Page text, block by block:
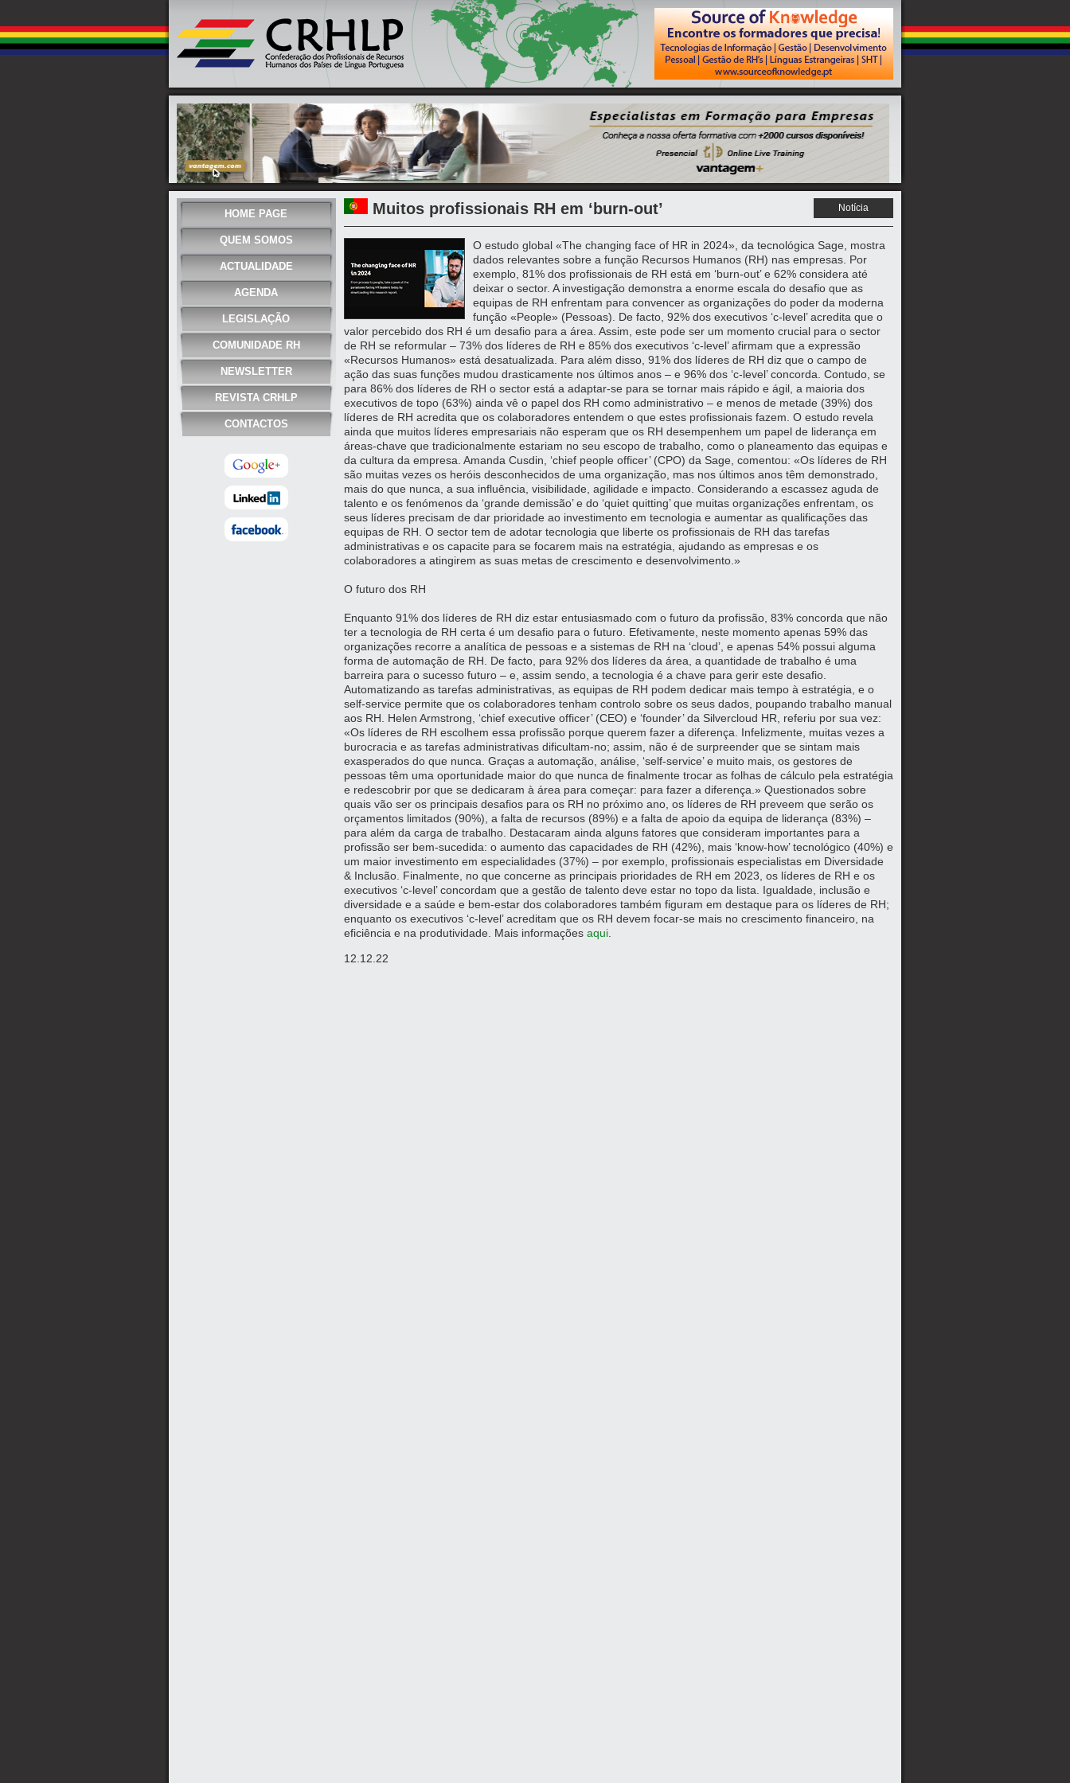
HOME PAGE
QUEM SOMOS
ACTUALIDADE
AGENDA
LEGISLAÇÃO
COMUNIDADE RH
NEWSLETTER
REVISTA CRHLP
CONTACTOS
Muitos profissionais RH em ‘burn-out’ Notícia
O estudo global «The changing face of HR in 2024», da tecnológica Sage, mostra
dados relevantes sobre a função Recursos Humanos (RH) nas empresas. Por
exemplo, 81% dos profissionais de RH está em ‘burn-out’ e 62% considera até
deixar o sector. A investigação demonstra a enorme escala do desafio que as
equipas de RH enfrentam para convencer as organizações do poder da moderna
função «People» (Pessoas). De facto, 92% dos executivos ‘c-level’ acredita que o
valor percebido dos RH é um desafio para a área. Assim, este pode ser um momento crucial para o sector
de RH se reformular – 73% dos líderes de RH e 85% dos executivos ‘c-level’ afirmam que a expressão
«Recursos Humanos» está desatualizada. Para além disso, 91% dos líderes de RH diz que o campo de
ação das suas funções mudou drasticamente nos últimos anos – e 96% dos ‘c-level’ concorda. Contudo, se
para 86% dos líderes de RH o sector está a adaptar-se para se tornar mais rápido e ágil, a maioria dos
executivos de topo (63%) ainda vê o papel dos RH como administrativo – e menos de metade (39%) dos
líderes de RH acredita que os colaboradores entendem o que estes profissionais fazem. O estudo revela
ainda que muitos líderes empresariais não esperam que os RH desempenhem um papel de liderança em
áreas-chave que tradicionalmente estariam no seu escopo de trabalho, como o planeamento das equipas e
da cultura da empresa. Amanda Cusdin, ‘chief people officer’ (CPO) da Sage, comentou: «Os líderes de RH
são muitas vezes os heróis desconhecidos de uma organização, mas nos últimos anos têm demonstrado,
mais do que nunca, a sua influência, visibilidade, agilidade e impacto. Considerando a escassez aguda de
talento e os fenómenos da ‘grande demissão’ e do ‘quiet quitting’ que muitas organizações enfrentam, os
seus líderes precisam de dar prioridade ao investimento em tecnologia e aumentar as qualificações das
equipas de RH. O sector tem de adotar tecnologia que liberte os profissionais de RH das tarefas
administrativas e os capacite para se focarem mais na estratégia, ajudando as empresas e os
colaboradores a atingirem as suas metas de crescimento e desenvolvimento.»
O futuro dos RH
Enquanto 91% dos líderes de RH diz estar entusiasmado com o futuro da profissão, 83% concorda que não
ter a tecnologia de RH certa é um desafio para o futuro. Efetivamente, neste momento apenas 59% das
organizações recorre a analítica de pessoas e a sistemas de RH na ‘cloud’, e apenas 54% possui alguma
forma de automação de RH. De facto, para 92% dos líderes da área, a quantidade de trabalho é uma
barreira para o sucesso futuro – e, assim sendo, a tecnologia é a chave para gerir este desafio.
Automatizando as tarefas administrativas, as equipas de RH podem dedicar mais tempo à estratégia, e o
self-service permite que os colaboradores tenham controlo sobre os seus dados, poupando trabalho manual
aos RH. Helen Armstrong, ‘chief executive officer’ (CEO) e ‘founder’ da Silvercloud HR, referiu por sua vez:
«Os líderes de RH escolhem essa profissão porque querem fazer a diferença. Infelizmente, muitas vezes a
burocracia e as tarefas administrativas dificultam-no; assim, não é de surpreender que se sintam mais
exasperados do que nunca. Graças a automação, análise, ‘self-service’ e muito mais, os gestores de
pessoas têm uma oportunidade maior do que nunca de finalmente trocar as folhas de cálculo pela estratégia
e redescobrir por que se dedicaram à área para começar: para fazer a diferença.» Questionados sobre
quais vão ser os principais desafios para os RH no próximo ano, os líderes de RH preveem que serão os
orçamentos limitados (90%), a falta de recursos (89%) e a falta de apoio da equipa de liderança (83%) –
para além da carga de trabalho. Destacaram ainda alguns fatores que consideram importantes para a
profissão ser bem-sucedida: o aumento das capacidades de RH (42%), mais ‘know-how’ tecnológico (40%) e
um maior investimento em especialidades (37%) – por exemplo, profissionais especialistas em Diversidade
& Inclusão. Finalmente, no que concerne as principais prioridades de RH em 2023, os líderes de RH e os
executivos ‘c-level’ concordam que a gestão de talento deve estar no topo da lista. Igualdade, inclusão e
diversidade e a saúde e bem-estar dos colaboradores também figuram em destaque para os líderes de RH;
enquanto os executivos ‘c-level’ acreditam que os RH devem focar-se mais no crescimento financeiro, na
eficiência e na produtividade. Mais informações aqui
12.12.22